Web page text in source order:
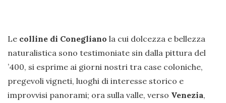
Le colline di Conegliano la cui dolcezza e bellezza
naturalistica sono testimoniate sin dalla pittura del
’400, si esprime ai giorni nostri tra case coloniche,
pregevoli vigneti, luoghi di interesse storico e
improvvisi panorami; ora sulla valle, verso Venezia,